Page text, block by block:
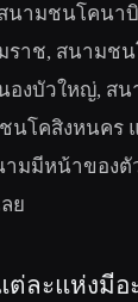
นามชนโคนา
ราช, สนามช
งบัวใหญ่, ส
นโคสิงหนคร
มมีหน้าของตั
ย
ละแห่งมีอ